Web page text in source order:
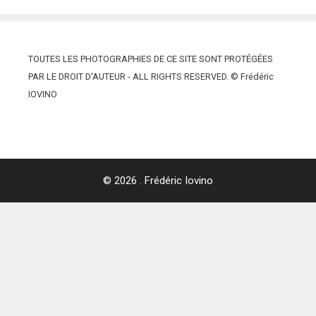
TOUTES LES PHOTOGRAPHIES DE CE SITE SONT PROTÉGÉES
PAR LE DROIT D'AUTEUR - ALL RIGHTS RESERVED. © Frédéric
IOVINO
© 2026 . Frédéric Iovino